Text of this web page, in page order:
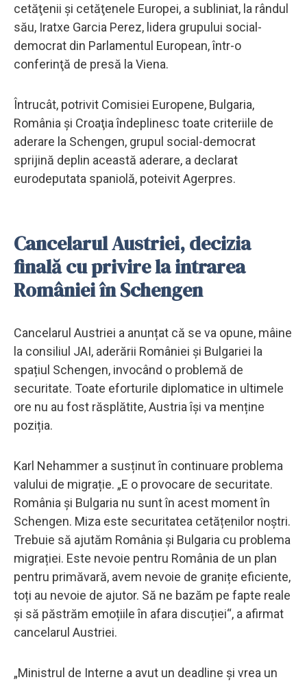
cetăţenii şi cetăţenele Europei, a subliniat, la rândul
său, Iratxe Garcia Perez, lidera grupului social-
democrat din Parlamentul European, într-o
conferinţă de presă la Viena.
Întrucât, potrivit Comisiei Europene, Bulgaria,
România şi Croaţia îndeplinesc toate criteriile de
aderare la Schengen, grupul social-democrat
sprijină deplin această aderare, a declarat
eurodeputata spaniolă, poteivit Agerpres.
Cancelarul Austriei, decizia
finală cu privire la intrarea
României în Schengen
Cancelarul Austriei a anunțat că se va opune, mâine
la consiliul JAI, aderării României și Bulgariei la
spațiul Schengen, invocând o problemă de
securitate. Toate eforturile diplomatice in ultimele
ore nu au fost răsplătite, Austria își va menține
poziția.
Karl Nehammer a susținut în continuare problema
valului de migrație. „E o provocare de securitate.
România și Bulgaria nu sunt în acest moment în
Schengen. Miza este securitatea cetățenilor noștri.
Trebuie să ajutăm România și Bulgaria cu problema
migrației. Este nevoie pentru România de un plan
pentru primăvară, avem nevoie de granițe eficiente,
toți au nevoie de ajutor. Să ne bazăm pe fapte reale
și să păstrăm emoțiile în afara discuției“, a afirmat
cancelarul Austriei.
„Ministrul de Interne a avut un deadline și vrea un